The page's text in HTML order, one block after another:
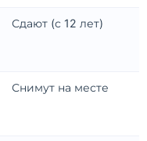
Сдают (с 12 лет)
Снимут на месте